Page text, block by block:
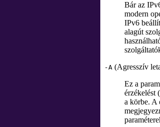
Bár az
modern
IPv6
alagút
-A (Agresszív
Ez a
érzékelést (
a körbe. A